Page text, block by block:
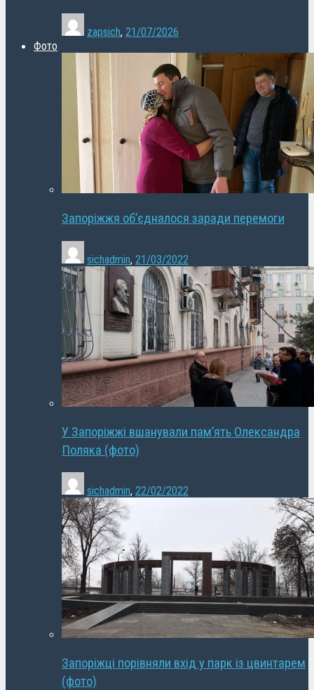
zapsich, 21/07/2026
Фото
Запоріжжя об’єдналося заради перемоги
sichadmin, 21/03/2022
У Запоріжжі вшанували пам’ять Олександра
Поляка (фото)
sichadmin, 22/02/2022
Запоріжці порівняли вхід у парк із цвинтарем
(фото)